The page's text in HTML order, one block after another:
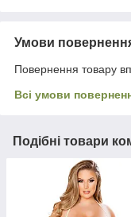
Умови
Повернення товару
Всі умови
Подібні товари